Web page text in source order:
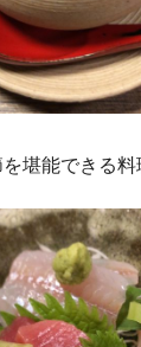
堪能できる料